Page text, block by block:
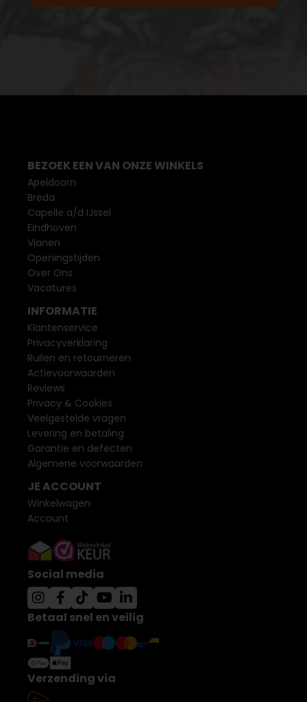
BEZOEK EEN VAN ONZE WINKELS
Apeldoorn
Breda
Capelle a/d IJssel
Eindhoven
Vianen
Openingstijden
Over Ons
Vacatures
INFORMATIE
Klantenservice
Privacyverklaring
Ruilen en retourneren
Actievoorwaarden
Reviews
Privacy & Cookies
Veelgestelde vragen
Levering en betaling
Garantie en defecten
Algemene voorwaarden
JE ACCOUNT
Winkelwagen
Account
Social media
Betaal snel en veilig
Verzending via